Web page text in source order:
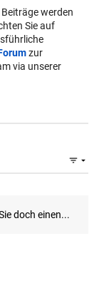
werden
Sie auf
zur
via unserer